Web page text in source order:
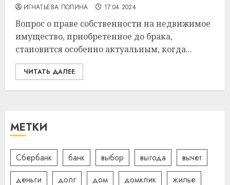
ИГНАТЬЕВА ПОЛИНА 17.04.2024
Вопрос о праве собственности на недвижимое
имущество, приобретенное до брака,
становится особенно актуальным, когда...
ЧИТАТЬ ДАЛЕЕ
МЕТКИ
Сбербанк банк выбор выгода
вычет
деньги
долг дом домклик
жилье